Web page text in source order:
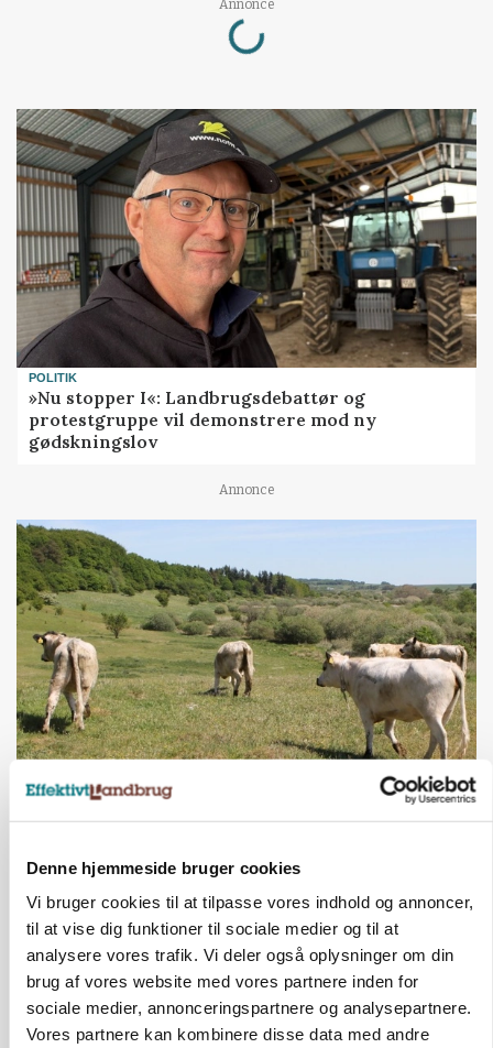
Denne hjemmeside bruger cookies
Vi bruger cookies til at tilpasse vores indhold og annoncer,
til at vise dig funktioner til sociale medier og til at
analysere vores trafik. Vi deler også oplysninger om din
brug af vores website med vores partnere inden for
sociale medier, annonceringspartnere og analysepartnere.
Vores partnere kan kombinere disse data med andre
Annonce
POLITIK
»Nu stopper I«: Landbrugsdebattør og
protestgruppe vil demonstrere mod ny
gødskningslov
Annonce
KVÆG
Snart kan man søge tilskud til naturprojekter
PLANTER
Før såmaskinen kører: Her er efterårets største
skadedyrsrisici
Loading...